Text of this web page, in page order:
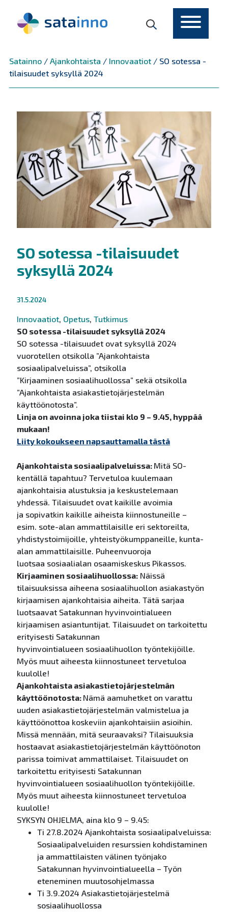
Satainno/ Ajankohtaista / Innovaatiot/ SO sotessa -
tilaisuudet syksyllä 2024
SO sotessa -tilaisuudet
syksyllä 2024
31.5.2024
Innovaatiot, Opetus, Tutkimus
SO sotessa -tilaisuudet syksyllä 2024
SO sotessa -tilaisuudet ovat syksyllä 2024
vuorotellen otsikolla ”Ajankohtaista
sosiaalipalveluissa”, otsikolla
”Kirjaaminen sosiaalihuollossa” sekä otsikolla
”Ajankohtaista asiakastietojärjestelmän
käyttöönotosta”.
Linja on avoinna joka tiistai klo 9 – 9.45, hyppää
mukaan!
Liity kokoukseen napsauttamalla tästä
Ajankohtaista sosiaalipalveluissa: Mitä SO-
kentällä tapahtuu? Tervetuloa kuulemaan
ajankohtaisia alustuksia ja keskustelemaan
yhdessä. Tilaisuudet ovat kaikille avoimia
ja sopivatkin kaikille aiheista kiinnostuneille –
esim. sote-alan ammattilaisille eri sektoreilta,
yhdistystoimijoille, yhteistyökumppaneille, kunta-
alan ammattilaisille. Puheenvuoroja
luotsaa sosiaalialan osaamiskeskus Pikassos.
Kirjaaminen sosiaalihuollossa:Näissä
tilaisuuksissa aiheena sosiaalihuollon asiakastyön
kirjaamisen ajankohtaisia aiheita. Tätä sarjaa
luotsaavat Satakunnan hyvinvointialueen
kirjaamisen asiantuntijat. Tilaisuudet on tarkoitettu
erityisesti Satakunnan
hyvinvointialueen sosiaalihuollon työntekijöille.
Myös muut aiheesta kiinnostuneet tervetuloa
kuulolle!
Ajankohtaista asiakastietojärjestelmän
käyttöönotosta: Nämä aamuhetket on varattu
uuden asiakastietojärjestelmän valmistelua ja
käyttöönottoa koskeviin ajankohtaisiin asioihin.
Missä mennään, mitä seuraavaksi? Tilaisuuksia
hostaavat asiakastietojärjestelmän käyttöönoton
parissa toimivat ammattilaiset. Tilaisuudet on
tarkoitettu erityisesti Satakunnan
hyvinvointialueen sosiaalihuollon työntekijöille.
Myös muut aiheesta kiinnostuneet tervetuloa
kuulolle!
SYKSYN OHJELMA, aina klo 9 – 9.45:
Ti 27.8.2024 Ajankohtaista sosiaalipalveluissa:
Sosiaalipalveluiden resurssien kohdistaminen
ja ammattilaisten välinen työnjako
Satakunnan hyvinvointialueella – Työn
eteneminen muutosohjelmassa
Ti 3.9.2024 Asiakastietojärjestelmä
sosiaalihuollossa